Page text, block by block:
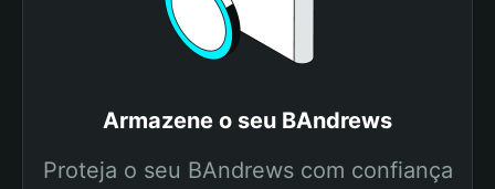
Armazene o seu BAndrews
Proteja o seu BAndrews com confiança